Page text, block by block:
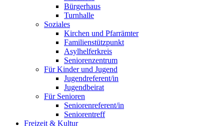
Bürgerhaus
Turnhalle
Soziales
Kirchen und Pfarrämter
Familienstützpunkt
Asylhelferkreis
Seniorenzentrum
Für Kinder und Jugend
Jugendreferent/in
Jugendbeirat
Für Senioren
Seniorenreferent/in
Seniorentreff
Freizeit & Kultur